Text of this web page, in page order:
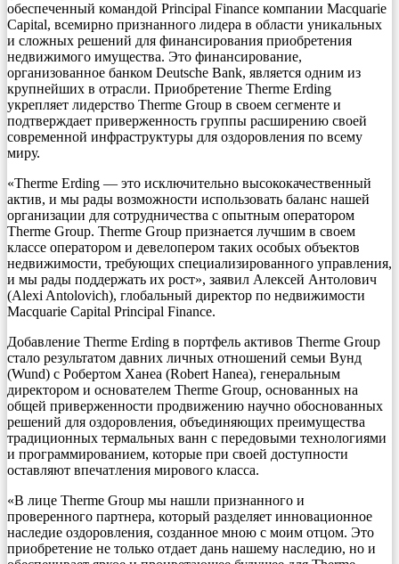
обеспеченный командой Principal Finance компании Macquarie
Capital, всемирно признанного лидера в области уникальных
и сложных решений для финансирования приобретения
недвижимого имущества. Это финансирование,
организованное банком Deutsche Bank, является одним из
крупнейших в отрасли. Приобретение Therme Erding
укрепляет лидерство Therme Group в своем сегменте и
подтверждает приверженность группы расширению своей
современной инфраструктуры для оздоровления по всему
миру.
«Therme Erding — это исключительно высококачественный
актив, и мы рады возможности использовать баланс нашей
организации для сотрудничества с опытным оператором
Therme Group. Therme Group признается лучшим в своем
классе оператором и девелопером таких особых объектов
недвижимости, требующих специализированного управления,
и мы рады поддержать их рост», заявил Алексей Антолович
(Alexi Antolovich), глобальный директор по недвижимости
Macquarie Capital Principal Finance.
Добавление Therme Erding в портфель активов Therme Group
стало результатом давних личных отношений семьи Вунд
(Wund) с Робертом Ханеа (Robert Hanea), генеральным
директором и основателем Therme Group, основанных на
общей приверженности продвижению научно обоснованных
решений для оздоровления, объединяющих преимущества
традиционных термальных ванн с передовыми технологиями
и программированием, которые при своей доступности
оставляют впечатления мирового класса.
«В лице Therme Group мы нашли признанного и
проверенного партнера, который разделяет инновационное
наследие оздоровления, созданное мною с моим отцом. Это
приобретение не только отдает дань нашему наследию, но и